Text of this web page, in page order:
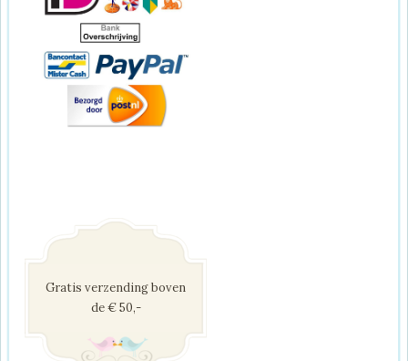
Gratis verzending boven
de € 50,-